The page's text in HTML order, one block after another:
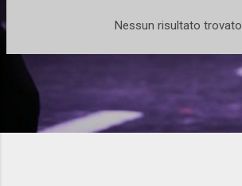
Nessun risultato trovato